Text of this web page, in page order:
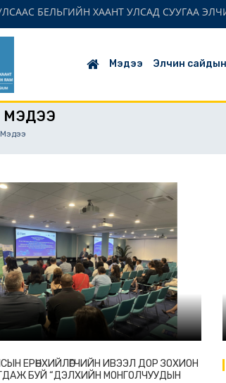
БЕЛЬГИЙН ХААНТ УЛСАД СУУГАА
Мэдээ Элчин
ЕРӨНХИЙЛӨГЧИЙН ИВЭЭЛ ДОР ЗОХИОН
БУЙ “ДЭЛХИЙН МОНГОЛЧУУДЫН